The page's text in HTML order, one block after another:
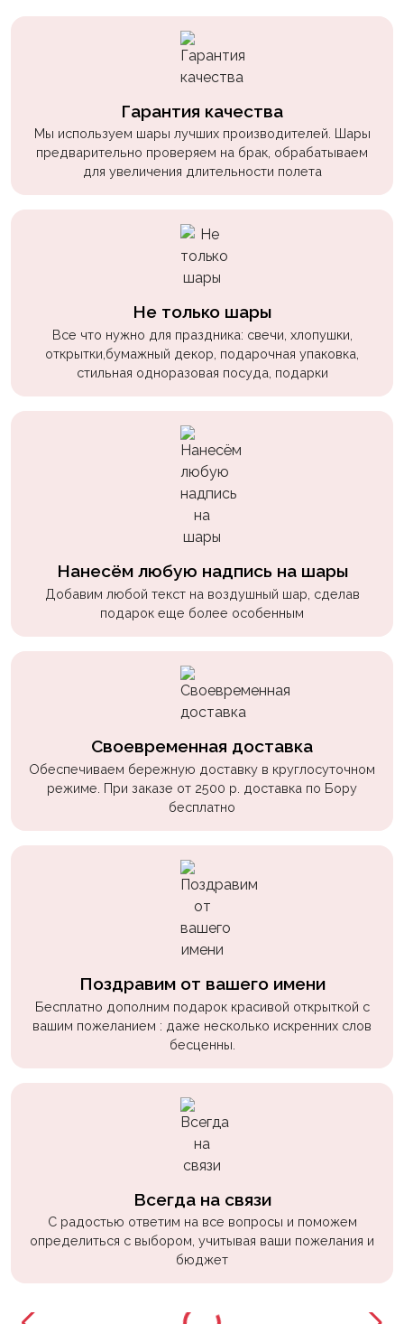
Гарантия качества
Мы используем шары лучших производителей. Шары
предварительно проверяем на брак, обрабатываем
для увеличения длительности полета
Не только шары
Все что нужно для праздника: свечи, хлопушки,
открытки,бумажный декор, подарочная упаковка,
стильная одноразовая посуда, подарки
Нанесём любую надпись на шары
Добавим любой текст на воздушный шар, сделав
подарок еще более особенным
Своевременная доставка
Обеспечиваем бережную доставку в круглосуточном
режиме. При заказе от 2500 р. доставка по Бору
бесплатно
Поздравим от вашего имени
Бесплатно дополним подарок красивой открыткой с
вашим пожеланием : даже несколько искренних слов
бесценны.
Всегда на связи
С радостью ответим на все вопросы и поможем
определиться с выбором, учитывая ваши пожелания и
бюджет
Войны
Уэнсдэй
Супергерои
Котики,
Сладости